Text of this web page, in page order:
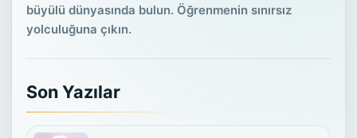
büyülü dünyasında bulun. Öğrenmenin sınırsız
yolculuğuna çıkın.
Son Yazılar